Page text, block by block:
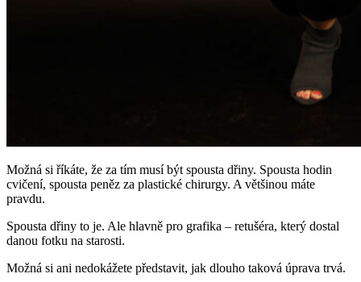
Možná si říkáte, že za tím musí být spousta dřiny. Spousta hodin
cvičení, spousta peněz za plastické chirurgy. A většinou máte
pravdu.
Spousta dřiny to je. Ale hlavně pro grafika – retušéra, který dostal
danou fotku na starosti.
Možná si ani nedokážete představit, jak dlouho taková úprava trvá.